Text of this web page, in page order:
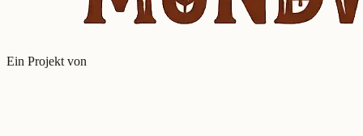
Ein Projekt von